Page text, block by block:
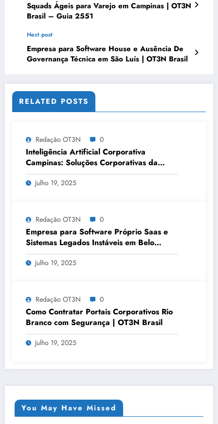
Squads Ágeis para Varejo em Campinas | OT3N
Brasil – Guia 2551
Next post
Empresa para Software House e Ausência De
Governança Técnica em São Luís | OT3N Brasil
RELATED POSTS
Redação OT3N 0
Inteligência Artificial Corporativa
Campinas: Soluções Corporativas da
OT3N Brasil – Guia 3083
Julho 19, 2025
Redação OT3N 0
Empresa para Software Próprio Saas e
Sistemas Legados Instáveis em Belo
Horizonte | OT3N Brasil – Guia 3449
Julho 19, 2025
Redação OT3N 0
Como Contratar Portais Corporativos Rio
Branco com Segurança | OT3N Brasil
Julho 19, 2025
You May Have Missed